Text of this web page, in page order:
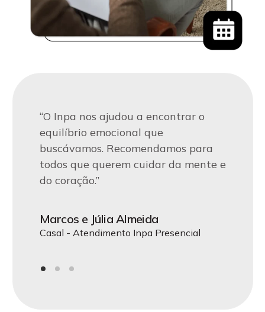
“O Inpa nos ajudou a encontrar o
equilíbrio emocional que
buscávamos. Recomendamos para
todos que querem cuidar da mente e
do coração.”
Marcos e Júlia Almeida
Casal - Atendimento Inpa Presencial
precisávamos para superar desafios
emocionais. A equipe nos acolheu de
forma única e nos guiou em uma
jornada de autoconhecimento.”
CEO da Acme LTDA - Atendimento Inpa
terapia no Inpa, percebemos
mudanças positivas em nossa vida.
A atenção e o cuidado dos
profissionais fazem toda a diferença.”
Terapia Individual - Atendimento Inpa